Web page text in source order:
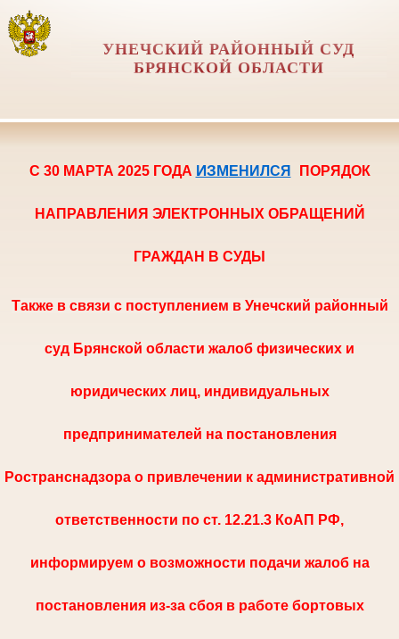
УНЕЧСКИЙ РАЙОННЫЙ СУД
БРЯНСКОЙ ОБЛАСТИ
С 30 МАРТА 2025 ГОДА ИЗМ ЕНИЛСЯ ПОРЯДОК
НАПРАВЛЕНИЯ ЭЛЕКТРОННЫХ ОБРАЩЕНИЙ
ГРАЖДАН В СУДЫ
Также всвязи с поступлением в Унечский районный
суд Брянской области жалоб физических и
юридических лиц, индивидуальных
предпринимателей на постановления
Ространснадзора о привлечении к административной
ответственности по ст. 12.21.3 КоАП РФ,
информируем о возможности подачи жалоб на
постановления из-за сбоя в работе бортовых